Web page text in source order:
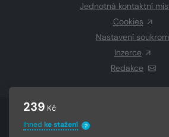
239 Kč
Ihned ke stažení ?
Jednotná kontaktní
Cookies
Nastavení
Inzerce
Redakce
© 2026 Copyright CZECH NEWS